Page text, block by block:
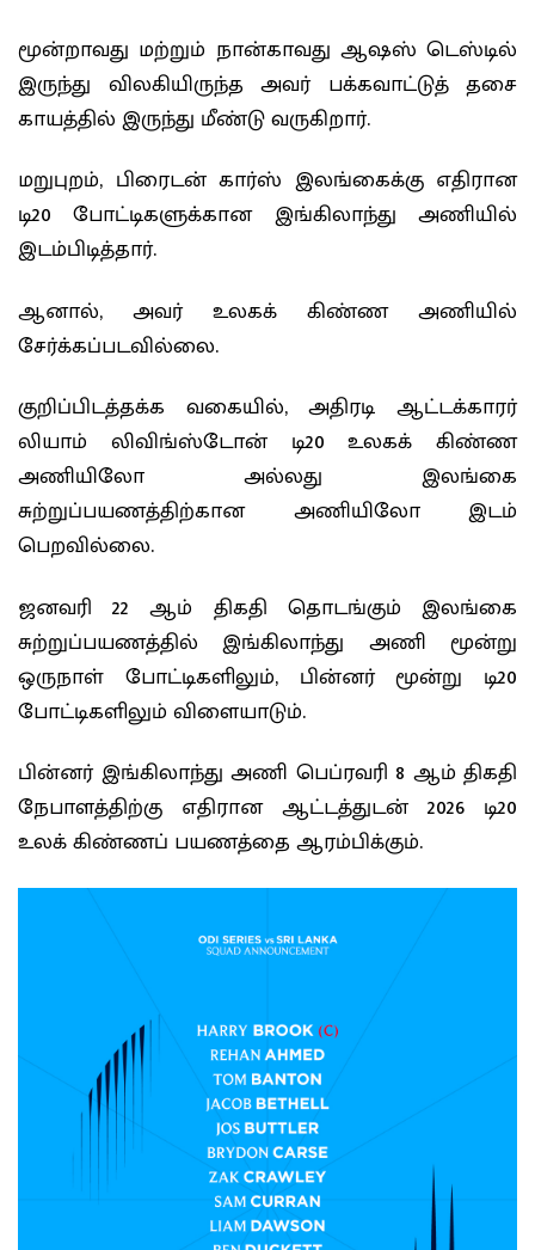
மூன்றாவது மற்றும் நான்காவது ஆஷஸ் டெஸ்டில்
இருந்து விலகியிருந்த அவர் பக்கவாட்டுத் தசை
காயத்தில் இருந்து மீண்டு வருகிறார்.
மறுபுறம், பிரைடன் கார்ஸ் இலங்கைக்கு எதிரான
டி20 போட்டிகளுக்கான இங்கிலாந்து அணியில்
இடம்பிடித்தார்.
ஆனால், அவர் உலகக் கிண்ண அணியில்
சேர்க்கப்படவில்லை.
குறிப்பிடத்தக்க வகையில், அதிரடி ஆட்டக்காரர்
லியாம் லிவிங்ஸ்டோன் டி20 உலகக் கிண்ண
அணியிலோ அல்லது இலங்கை
சுற்றுப்பயணத்திற்கான அணியிலோ இடம்
பெறவில்லை.
ஜனவரி 22 ஆம் திகதி தொடங்கும் இலங்கை
சுற்றுப்பயணத்தில் இங்கிலாந்து அணி மூன்று
ஒருநாள் போட்டிகளிலும், பின்னர் மூன்று டி20
போட்டிகளிலும் விளையாடும்.
பின்னர் இங்கிலாந்து அணி பெப்ரவரி 8 ஆம் திகதி
நேபாளத்திற்கு எதிரான ஆட்டத்துடன் 2026 டி20
உலக் கிண்ணப் பயணத்தை ஆரம்பிக்கும்.